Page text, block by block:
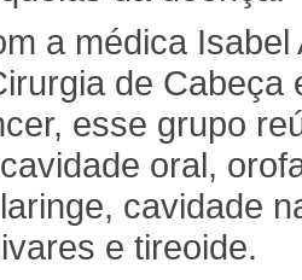
a médica
de Cabeça
esse grupo
oral,
cavidade
e tireoide.